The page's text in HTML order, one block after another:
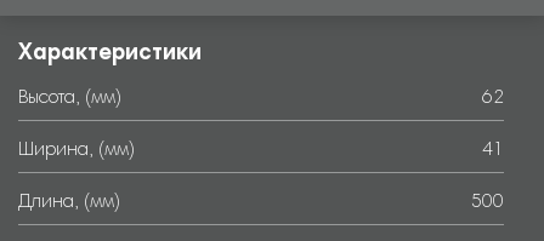
Характеристики
Высота, (мм) 62
Ширина, (мм) 41
Длина, (мм) 500